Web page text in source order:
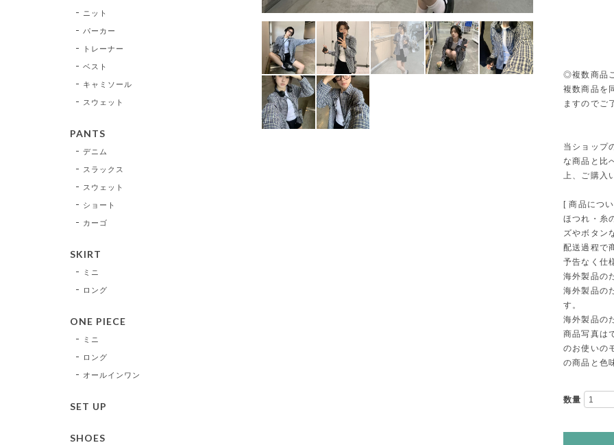
◎複数商品
複数商品を
ますのでご
当ショップ
な商品と比
上、ご購入
[ 商品につ
ほつれ・糸
ズやボタン
配送過程で
予告なく仕
海外製品の
海外製品の
す。
海外製品の
商品写真は
のお使いの
の商品と色
数量
ニット
パーカー
トレーナー
ベスト
キャミソール
スウェット
PANTS
デニム
スラックス
スウェット
ショート
カーゴ
SKIRT
ミニ
ロング
ONE PIECE
ミニ
ロング
オールインワン
SET UP
SHOES